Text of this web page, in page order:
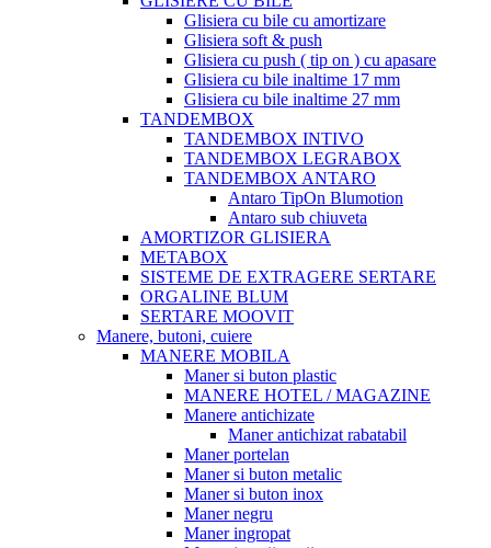
Glisiera cu bile cu amortizare
Glisiera soft & push
Glisiera cu push ( tip on ) cu apasare
Glisiera cu bile inaltime 17 mm
Glisiera cu bile inaltime 27 mm
TANDEMBOX
TANDEMBOX INTIVO
TANDEMBOX LEGRABOX
TANDEMBOX ANTARO
Antaro TipOn Blumotion
Antaro sub chiuveta
AMORTIZOR GLISIERA
METABOX
SISTEME DE EXTRAGERE SERTARE
ORGALINE BLUM
SERTARE MOOVIT
Manere, butoni, cuiere
MANERE MOBILA
Maner si buton plastic
MANERE HOTEL / MAGAZINE
Manere antichizate
Maner antichizat rabatabil
Maner portelan
Maner si buton metalic
Maner si buton inox
Maner negru
Maner ingropat